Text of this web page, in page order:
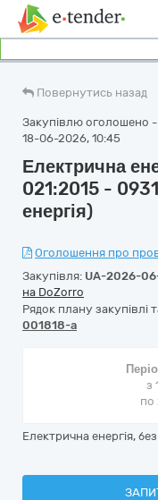
Повернутись назад
Закупівлю оголошено -
18-06-2026, 10:45
Електрична
021:2015 -
енергія)
Оголошення про
Закупівля: UA-2026-
на DoZorro
Рядок плану закупівлі
001818-a
з
по
Електрична енергія,